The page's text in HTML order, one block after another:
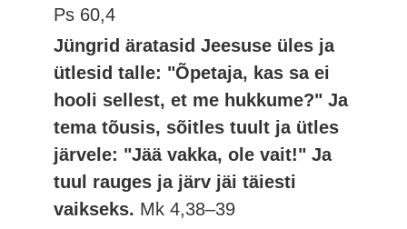
Ps 60,4
Jüngrid äratasid Jeesuse üles ja
ütlesid talle: "Õpetaja, kas sa ei
hooli sellest, et me hukkume?" Ja
tema tõusis, sõitles tuult ja ütles
järvele: "Jää vakka, ole vait!" Ja
tuul rauges ja järv jäi täiesti
vaikseks. Mk 4,38–39